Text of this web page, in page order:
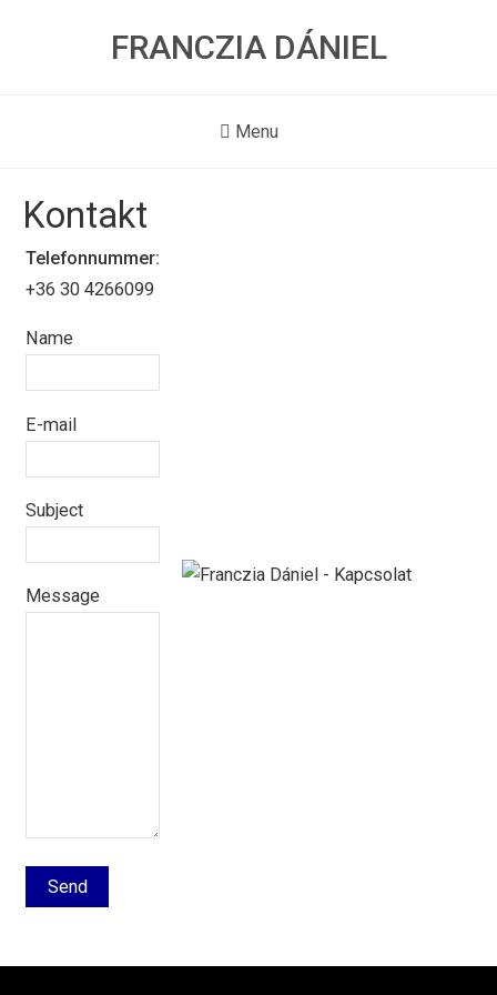
FRANCZIA DÁNIEL
Menu
Kontakt
Telefonnummer:
+36 30 4266099
Name
E-mail
Subject
Message